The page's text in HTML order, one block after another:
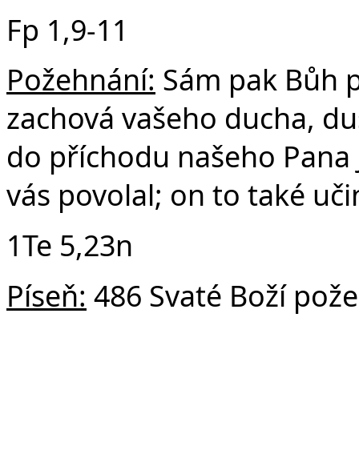
Fp 1,9-11
Požehnání: Sám pak Bůh
zachová vašeho ducha,
do příchodu našeho Pana
vás povolal; on to také
1Te 5,23n
Píseň: 486 Svaté Boží